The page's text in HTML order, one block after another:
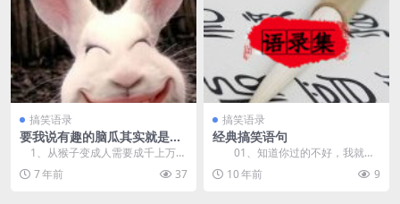
搞笑语录
要我说有趣的脑瓜其实就是这
样的
1、从猴子变成人需要成千上万
年，从人变回猴子只用一瓶...
7 年前 37
搞笑语录
经典搞笑语句
01、知道你过的不好，我就安
心了。 02、就算再想哭，也
要...10 年前 9